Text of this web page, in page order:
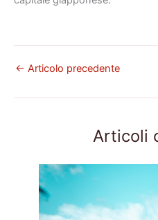
← Articolo precedente
Articoli